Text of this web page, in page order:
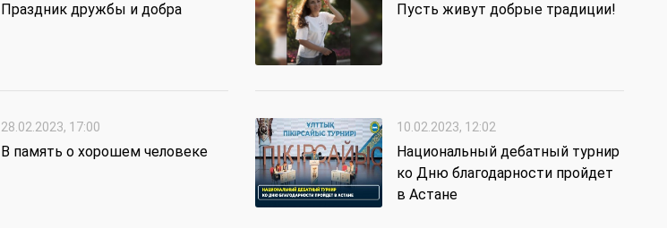
Праздник дружбы и добра Пусть живут добрые традиции!
28.02.2023, 17:00
В память о хорошем человеке
10.02.2023, 12:02
Национальный дебатный турнир
ко Дню благодарности пройдет
в Астане